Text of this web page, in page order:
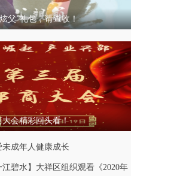
父”礼包，请查收！
大会精彩回头看！
未成年人健康成长
江碧水】大祥区组织观看《2020年